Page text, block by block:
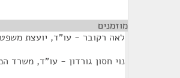
מוזמנים
לאה רקובר - עו"ד, יועצת
נוי חסון גורדון - עו"ד, משרד